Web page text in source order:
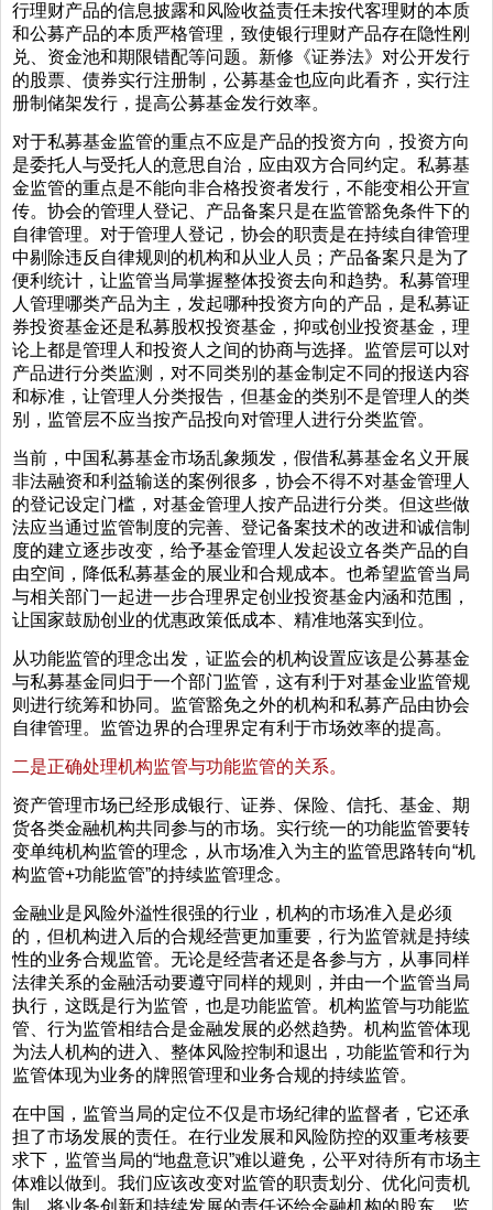
行理财产品的信息披露和风险收益责任未按代客理财的本质
和公募产品的本质严格管理，致使银行理财产品存在隐性刚
兑、资金池和期限错配等问题。新修《证券法》对公开发行
的股票、债券实行注册制，公募基金也应向此看齐，实行注
册制储架发行，提高公募基金发行效率。
对于私募基金监管的重点不应是产品的投资方向，投资方向
是委托人与受托人的意思自治，应由双方合同约定。私募基
金监管的重点是不能向非合格投资者发行，不能变相公开宣
传。协会的管理人登记、产品备案只是在监管豁免条件下的
自律管理。对于管理人登记，协会的职责是在持续自律管理
中剔除违反自律规则的机构和从业人员；产品备案只是为了
便利统计，让监管当局掌握整体投资去向和趋势。私募管理
人管理哪类产品为主，发起哪种投资方向的产品，是私募证
券投资基金还是私募股权投资基金，抑或创业投资基金，理
论上都是管理人和投资人之间的协商与选择。监管层可以对
产品进行分类监测，对不同类别的基金制定不同的报送内容
和标准，让管理人分类报告，但基金的类别不是管理人的类
别，监管层不应当按产品投向对管理人进行分类监管。
当前，中国私募基金市场乱象频发，假借私募基金名义开展
非法融资和利益输送的案例很多，协会不得不对基金管理人
的登记设定门槛，对基金管理人按产品进行分类。但这些做
法应当通过监管制度的完善、登记备案技术的改进和诚信制
度的建立逐步改变，给予基金管理人发起设立各类产品的自
由空间，降低私募基金的展业和合规成本。也希望监管当局
与相关部门一起进一步合理界定创业投资基金内涵和范围，
让国家鼓励创业的优惠政策低成本、精准地落实到位。
从功能监管的理念出发，证监会的机构设置应该是公募基金
与私募基金同归于一个部门监管，这有利于对基金业监管规
则进行统筹和协同。监管豁免之外的机构和私募产品由协会
自律管理。监管边界的合理界定有利于市场效率的提高。
二是正确处理机构监管与功能监管的关系。
资产管理市场已经形成银行、证券、保险、信托、基金、期
货各类金融机构共同参与的市场。实行统一的功能监管要转
变单纯机构监管的理念，从市场准入为主的监管思路转向“机
构监管+功能监管”的持续监管理念。
金融业是风险外溢性很强的行业，机构的市场准入是必须
的，但机构进入后的合规经营更加重要，行为监管就是持续
性的业务合规监管。无论是经营者还是各参与方，从事同样
法律关系的金融活动要遵守同样的规则，并由一个监管当局
执行，这既是行为监管，也是功能监管。机构监管与功能监
管、行为监管相结合是金融发展的必然趋势。机构监管体现
为法人机构的进入、整体风险控制和退出，功能监管和行为
监管体现为业务的牌照管理和业务合规的持续监管。
在中国，监管当局的定位不仅是市场纪律的监督者，它还承
担了市场发展的责任。在行业发展和风险防控的双重考核要
求下，监管当局的“地盘意识”难以避免，公平对待所有市场主
体难以做到。我们应该改变对监管的职责划分、优化问责机